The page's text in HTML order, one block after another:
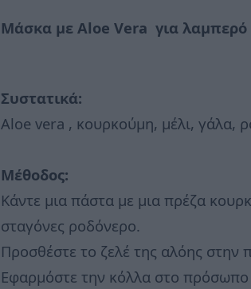
Μάσκα με Aloe Vera για λαμπερό
Συστατικά:
Aloe vera , κουρκούμη, μέλι, γάλα,
Μέθοδος:
Κάντε μια πάστα με μια πρέζα
σταγόνες ροδόνερο.
Προσθέστε το ζελέ της αλόης στην
Εφαρμόστε την κόλλα στο πρόσωπο